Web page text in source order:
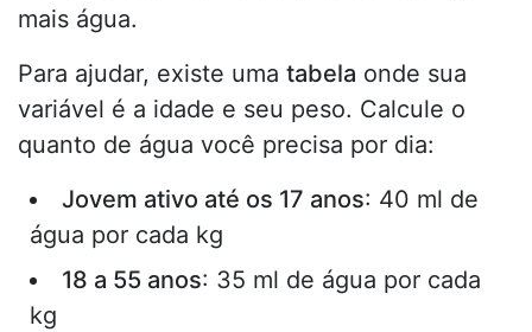
mais água.
Para ajudar, existe uma tabela onde sua
variável é a idade e seu peso. Calcule o
quanto de água você precisa por dia:
Jovem ativo até os 17 anos: 40 ml de
água por cada kg
18 a 55 anos: 35 ml de água por cada
kg